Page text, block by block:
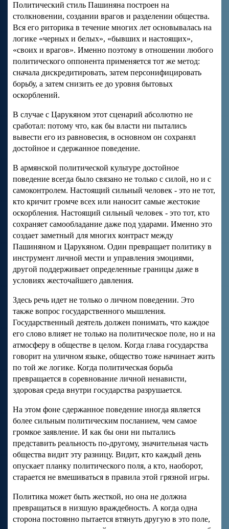
Политический стиль Пашиняна построен на
столкновении, создании врагов и разделении общества.
Вся его риторика в течение многих лет основывалась на
логике «черных и белых», «бывших и настоящих»,
«своих и врагов». Именно поэтому в отношении любого
политического оппонента применяется тот же метод:
сначала дискредитировать, затем персонифицировать
борьбу, а затем снизить ее до уровня бытовых
оскорблений.
В случае с Царукяном этот сценарий абсолютно не
сработал: потому что, как бы власти ни пытались
вывести его из равновесия, в основном он сохранял
достойное и сдержанное поведение.
В армянской политической культуре достойное
поведение всегда было связано не только с силой, но и с
самоконтролем. Настоящий сильный человек - это не тот,
кто кричит громче всех или наносит самые жестокие
оскорбления. Настоящий сильный человек - это тот, кто
сохраняет самообладание даже под ударами. Именно это
создает заметный для многих контраст между
Пашиняном и Царукяном. Один превращает политику в
инструмент личной мести и управления эмоциями,
другой поддерживает определенные границы даже в
условиях жесточайшего давления.
Здесь речь идет не только о личном поведении. Это
также вопрос государственного мышления.
Государственный деятель должен понимать, что каждое
его слово влияет не только на политическое поле, но и на
атмосферу в обществе в целом. Когда глава государства
говорит на уличном языке, общество тоже начинает жить
по той же логике. Когда политическая борьба
превращается в соревнование личной ненависти,
здоровая среда внутри государства разрушается.
На этом фоне сдержанное поведение иногда является
более сильным политическим посланием, чем самое
громкое заявление. И как бы они ни пытались
представить реальность по-другому, значительная часть
общества видит эту разницу. Видит, кто каждый день
опускает планку политического поля, а кто, наоборот,
старается не вмешиваться в правила этой грязной игры.
Политика может быть жесткой, но она не должна
превращаться в низшую враждебность. А когда одна
сторона постоянно пытается втянуть другую в это поле,